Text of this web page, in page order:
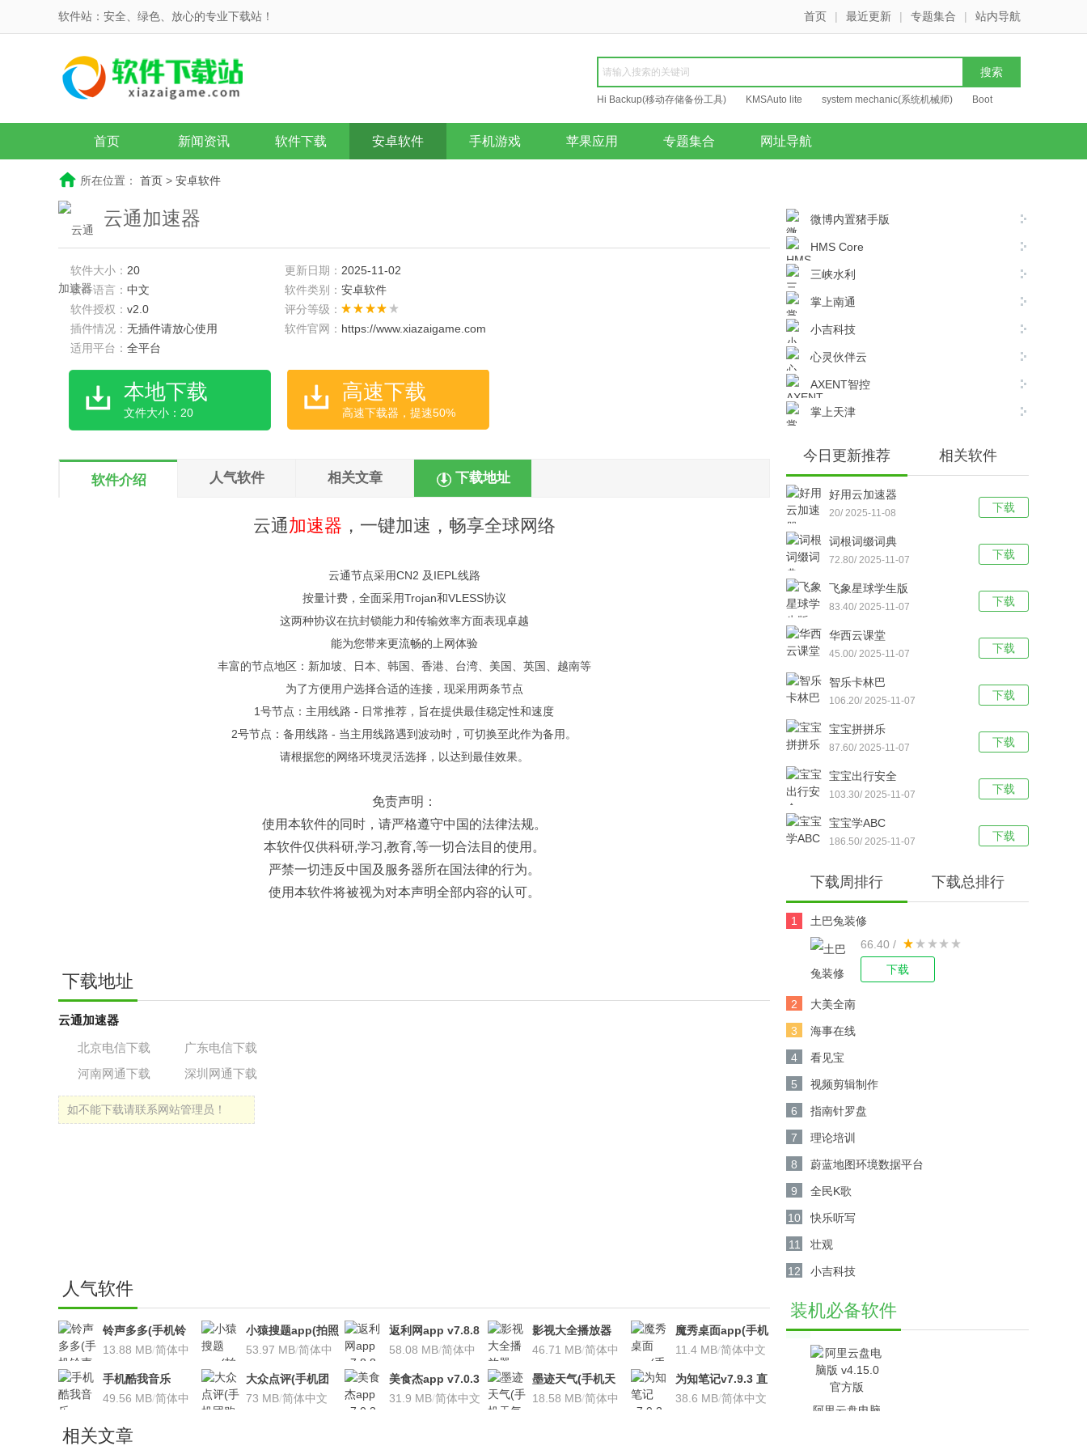
软件站：安全、绿色、放心的专业下载站！ 首页 | 最近更新 | 专题集合 | 站内导航
Hi Backup(移动存储备份工具) KMSAuto lite system mechanic(系统机械师) Boot
Repair
首页 新闻资讯 软件下载 安卓软件 手机游戏 苹果应用 专题集合 网址导航
所在位置： 首页 > 安卓软件
云通加速器
软件大小： 20 更新日期： 2025-11-02
软件语言： 中文 软件类别： 安卓软件
软件授权： v2.0
评分等级：
插件情况： 无插件请放心使用 软件官网： https://www.xiazaigame.com
适用平台： 全平台
本地下载
文件大小：20
高速下载
高速下载器，提速50%
软件介绍 人气软件 相关文章 下载地址
云通加速器 ，一键加速，畅享全球网络
云通节点采用CN2 及IEPL线路
按量计费，全面采用Trojan和VLESS协议
这两种协议在抗封锁能力和传输效率方面表现卓越
能为您带来更流畅的上网体验
丰富的节点地区：新加坡、日本、韩国、香港、台湾、美国、英国、越南等
为了方便用户选择合适的连接，现采用两条节点
1号节点：主用线路 - 日常推荐，旨在提供最佳稳定性和速度
2号节点：备用线路 - 当主用线路遇到波动时，可切换至此作为备用。
请根据您的网络环境灵活选择，以达到最佳效果。
免责声明：
使用本软件的同时，请严格遵守中国的法律法规。
本软件仅供科研,学习,教育,等一切合法目的使用。
严禁一切违反中国及服务器所在国法律的行为。
使用本软件将被视为对本声明全部内容的认可。
下载地址
云通加速器
北京电信下载
广东电信下载
河南网通下载
深圳网通下载
如不能下载请联系网站管理员！
人气软件
铃声多多(手机铃
声软件)v8.7.66 安
13.88 MB/简体中
小猿搜题app(拍照
搜题利器)V9.7.2安
53.97 MB/简体中
返利网app v7.8.8
安卓版
58.08 MB/简体中
影视大全播放器
v3.1.7 安卓版
46.71 MB/简体中
魔秀桌面app(手机
桌面软件)v6.8.6
11.4 MB/简体中文
手机酷我音乐
V9.2.3.5 安卓版
49.56 MB/简体中
大众点评(手机团
购软件)V10.18.4
73 MB/简体中文
美食杰app v7.0.3
安卓版
31.9 MB/简体中文
墨迹天气(手机天
气软
18.58 MB/简体中
为知笔记v7.9.3 直
装本地VIP会员版
38.6 MB/简体中文
相关文章
微博内置猪手版
HMS Core
三峡水利
掌上南通
小吉科技
心灵伙伴云
AXENT智控
掌上天津
今日更新推荐 相关软件
下载
好用云加速器
20/ 2025-11-08
下载
词根词缀词典
72.80/ 2025-11-07
下载
飞象星球学生版
83.40/ 2025-11-07
下载
华西云课堂
45.00/ 2025-11-07
下载
智乐卡林巴
106.20/ 2025-11-07
下载
宝宝拼拼乐
87.60/ 2025-11-07
下载
宝宝出行安全
103.30/ 2025-11-07
下载
宝宝学ABC
186.50/ 2025-11-07
下载周排行 下载总排行
1
土巴兔装修
66.40 /
下载
2 大美全南
3 海事在线
4 看见宝
5 视频剪辑制作
6 指南针罗盘
7 理论培训
8 蔚蓝地图环境数据平台
9 全民K歌
10 快乐听写
11 壮观
12 小吉科技
装机必备软件
阿里云盘电脑